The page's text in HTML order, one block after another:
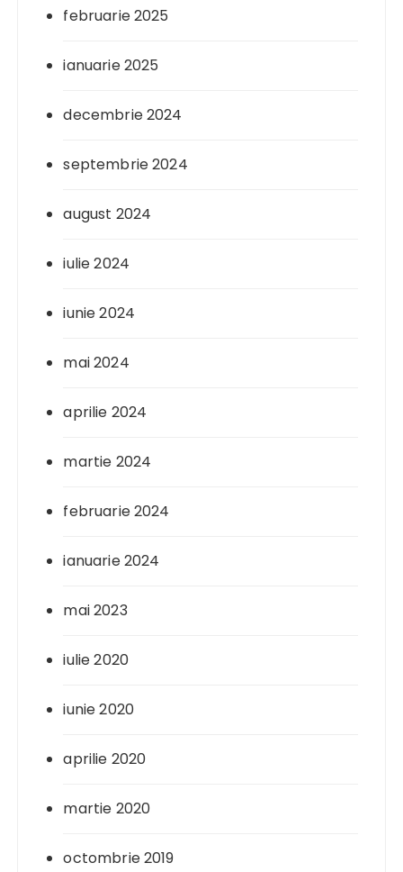
februarie 2025
ianuarie 2025
decembrie 2024
septembrie 2024
august 2024
iulie 2024
iunie 2024
mai 2024
aprilie 2024
martie 2024
februarie 2024
ianuarie 2024
mai 2023
iulie 2020
iunie 2020
aprilie 2020
martie 2020
octombrie 2019